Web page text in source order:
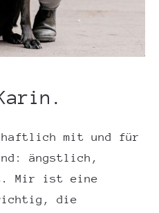
mit und für
ängstlich,
Mir ist eine
die